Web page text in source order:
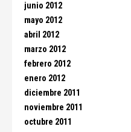
junio 2012
mayo 2012
abril 2012
marzo 2012
febrero 2012
enero 2012
diciembre 2011
noviembre 2011
octubre 2011